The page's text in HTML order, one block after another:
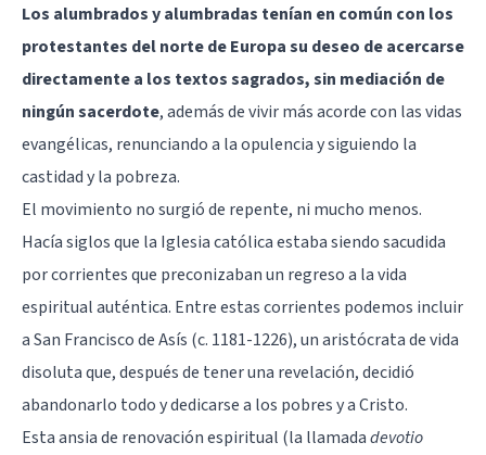
Los alumbrados y alumbradas tenían en común con los
protestantes del norte de Europa su deseo de acercarse
directamente a los textos sagrados, sin mediación de
ningún sacerdote, además de vivir más acorde con las vidas
evangélicas, renunciando a la opulencia y siguiendo la
castidad y la pobreza.
El movimiento no surgió de repente, ni mucho menos.
Hacía siglos que la Iglesia católica estaba siendo sacudida
por corrientes que preconizaban un regreso a la vida
espiritual auténtica. Entre estas corrientes podemos incluir
a San Francisco de Asís (c. 1181-1226), un aristócrata de vida
disoluta que, después de tener una revelación, decidió
abandonarlo todo y dedicarse a los pobres y a Cristo.
Esta ansia de renovación espiritual (la llamadadevotio